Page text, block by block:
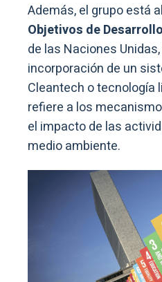
Además, el grupo está
Objetivos de
de las Naciones
incorporación de un
Cleantech o tecnología
refiere a los
el impacto de las
medio ambiente.